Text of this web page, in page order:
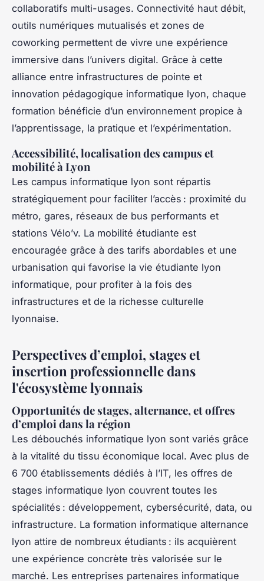
collaboratifs multi-usages. Connectivité haut débit,
outils numériques mutualisés et zones de
coworking permettent de vivre une expérience
immersive dans l’univers digital. Grâce à cette
alliance entre infrastructures de pointe et
innovation pédagogique informatique lyon, chaque
formation bénéficie d’un environnement propice à
l’apprentissage, la pratique et l’expérimentation.
Accessibilité, localisation des campus et
mobilité à Lyon
Les campus informatique lyon sont répartis
stratégiquement pour faciliter l’accès : proximité du
métro, gares, réseaux de bus performants et
stations Vélo’v. La mobilité étudiante est
encouragée grâce à des tarifs abordables et une
urbanisation qui favorise la vie étudiante lyon
informatique, pour profiter à la fois des
infrastructures et de la richesse culturelle
lyonnaise.
Perspectives d’emploi, stages et
insertion professionnelle dans
l'écosystème lyonnais
Opportunités de stages, alternance, et offres
d’emploi dans la région
Les débouchés informatique lyon sont variés grâce
à la vitalité du tissu économique local. Avec plus de
6 700 établissements dédiés à l’IT, les offres de
stages informatique lyon couvrent toutes les
spécialités : développement, cybersécurité, data, ou
infrastructure. La formation informatique alternance
lyon attire de nombreux étudiants : ils acquièrent
une expérience concrète très valorisée sur le
marché. Les entreprises partenaires informatique